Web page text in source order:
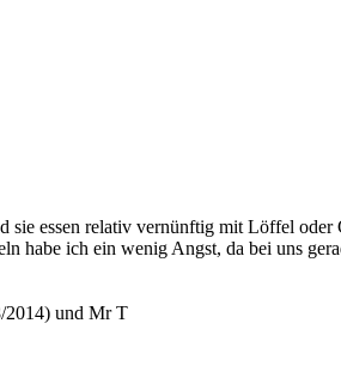
sie essen relativ vernünftig mit Löffel
habe ich ein wenig Angst, da bei uns
und Mr T